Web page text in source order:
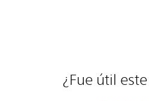
¿Fue útil